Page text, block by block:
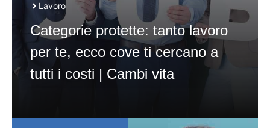
Lavoro
Categorie protette: tanto lavoro
per te, ecco cove ti cercano a
tutti i costi | Cambi vita